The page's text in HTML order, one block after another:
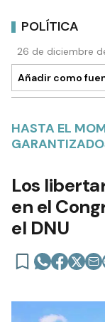
POLÍTICA
26 de diciembre
Añadir como
HASTA EL
Los
en el
el DNU